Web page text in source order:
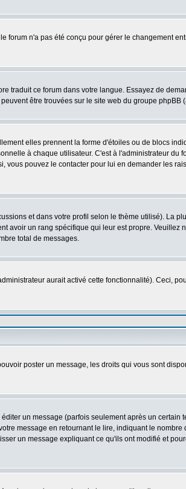
n'a pas été conçu pour gérer le changement
traduit ce forum dans votre langue. Essayez de
être trouvées sur le site web du groupe phpBB
elles prennent la forme d'étoiles ou de blocs
à chaque utilisateur. C'est à l'administrateur du
pouvez le contacter pour lui en demander les
et dans votre profil selon le thème utilisé). La
avoir un rang spécifique qui leur est propre. Veuillez
total de messages.
aurait activé cette fonctionnalité). Ceci,
poster un message, les droits qui vous sont
un message (parfois seulement après un certain
message en retournant le lire, indiquant le nombre
un message expliquant ce qu'ils ont modifié et